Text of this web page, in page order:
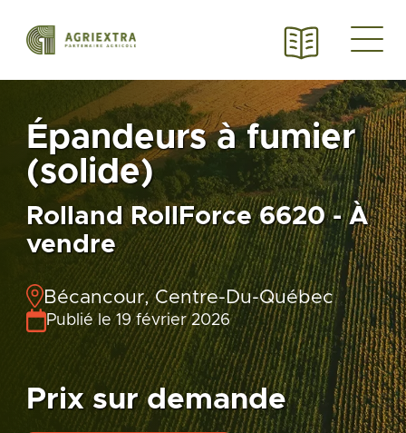
Épandeurs à fumier
(solide)
Rolland RollForce 6620 - À
vendre
Bécancour, Centre-Du-Québec
Publié le 19 février 2026
Prix sur demande